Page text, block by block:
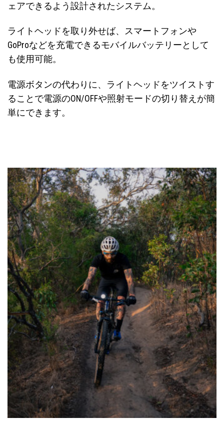
ェアできるよう設計されたシステム。
ライトヘッドを取り外せば、スマートフォンや
GoProなどを充電できるモバイルバッテリーとして
も使用可能。
電源ボタンの代わりに、ライトヘッドをツイストす
ることで電源のON/OFFや照射モードの切り替えが簡
単にできます。